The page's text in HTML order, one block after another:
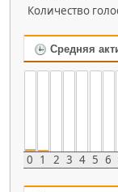
Количество
Средняя
0 1 2 3 4 5 6